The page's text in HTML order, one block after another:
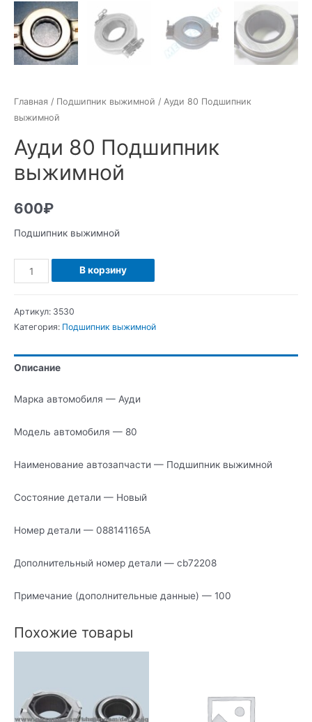
Главная / Подшипник выжимной / Ауди 80 Подшипник
выжимной
Ауди 80 Подшипник
выжимной
600₽
Подшипник выжимной
Количество
Ауди
Подшипник
В корзину
Артикул: 3530
Категория: Подшипник выжимной
Описание
Марка автомобиля — Ауди
Модель автомобиля — 80
Наименование автозапчасти — Подшипник выжимной
Состояние детали — Новый
Номер детали — 088141165A
Дополнительный номер детали — cb72208
Примечание (дополнительные данные) — 100
Похожие товары